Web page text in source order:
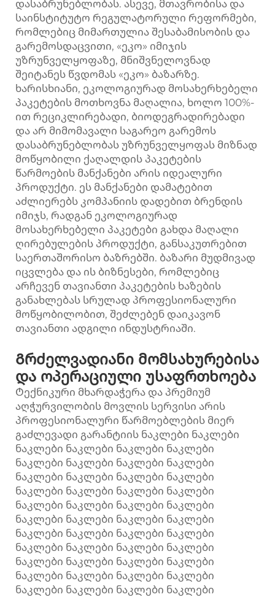
დასაბრუნებლობას. ასევე, მთავრობისა და
საინსტიტუტო რეგულატორული რეფორმები,
რომლებიც მიმართულია შესაბამისობის და
გარემოსდაცვითი, «ეკო» იმიჯის
უზრუნველყოფაზე, მნიშვნელოვნად
შეიტანეს წვდომას «ეკო» ბაზარზე.
ხარისხიანი, ეკოლოგიურად მოსახერხებელი
პაკეტების მოთხოვნა მაღალია, ხოლო 100%-
ით რეციკლირებადი, ბიოდეგრადირებადი
და არ მიმომავალი საგარეო გარემოს
დასაბრუნებლობას უზრუნველყოფას მიზნად
მოწყობილი ქაღალდის პაკეტების
წარმოების მანქანები არის იდეალური
პროდუქტი. ეს მანქანები დამატებით
აძლიერებს კომპანიის დადებით ბრენდის
იმიჯს, რადგან ეკოლოგიურად
მოსახერხებელი პაკეტები გახდა მაღალი
ღირებულების პროდუქტი, განსაკუთრებით
საერთაშორისო ბაზრებში. ბაზარი მუდმივად
იცვლება და ის ბიზნესები, რომლებიც
არჩევენ თავიანთი პაკეტების ხაზების
განახლებას სრულად პროფესიონალური
მოწყობილობით, შეძლებენ დაიკავონ
თავიანთი ადგილი ინდუსტრიაში.
Გრძელვადიანი მომსახურებისა
და ოპერაციული უსაფრთხოება
Ტექნიკური მხარდაჭერა და პრემიუმ
აღჭურვილობის მოვლის სერვისი არის
პროფესიონალური წარმოებლების მიერ
გაძლევადი გარანტიის ნაკლები ნაკლები
ნაკლები ნაკლები ნაკლები ნაკლები
ნაკლები ნაკლები ნაკლები ნაკლები
ნაკლები ნაკლები ნაკლები ნაკლები
ნაკლები ნაკლები ნაკლები ნაკლები
ნაკლები ნაკლები ნაკლები ნაკლები
ნაკლები ნაკლები ნაკლები ნაკლები
ნაკლები ნაკლები ნაკლები ნაკლები
ნაკლები ნაკლები ნაკლები ნაკლები
ნაკლები ნაკლები ნაკლები ნაკლები
ნაკლები ნაკლები ნაკლები ნაკლები
ნაკლები ნაკლები ნაკლები ნაკლები